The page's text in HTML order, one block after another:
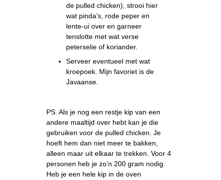
de pulled chicken), strooi hier
wat pinda’s, rode peper en
lente-ui over en garneer
tenslotte met wat verse
peterselie of koriander.
Serveer eventueel met wat
kroepoek. Mijn favoriet is de
Javaanse.
PS. Als je nog een restje kip van een
andere maaltijd over hebt kan je die
gebruiken voor de pulled chicken. Je
hoeft hem dan niet meer te bakken,
alleen maar uit elkaar te trekken. Voor 4
personen heb je zo’n 200 gram nodig.
Heb je een hele kip in de oven